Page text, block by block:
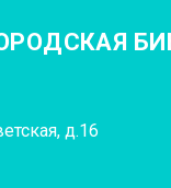
д.16